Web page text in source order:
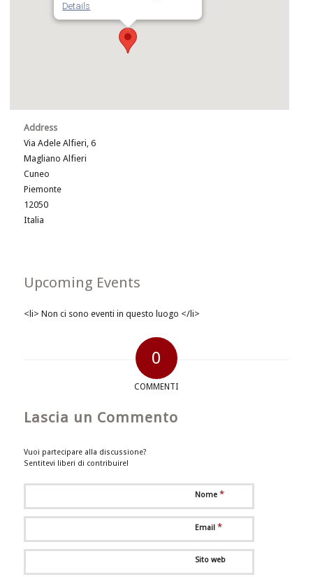
Details
Address
Via Adele Alfieri, 6
Magliano Alfieri
Cuneo
Piemonte
12050
Italia
Upcoming Events
<li> Non ci sono eventi in questo luogo </li>
0
COMMENTI
Lascia un Commento
Vuoi partecipare alla discussione?
Sentitevi liberi di contribuire!
Nome *
Email *
Sito web